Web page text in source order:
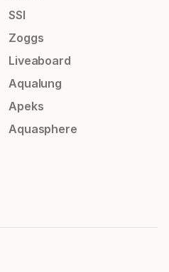
SSI
Zoggs
Liveaboard
Aqualung
Apeks
Aquasphere